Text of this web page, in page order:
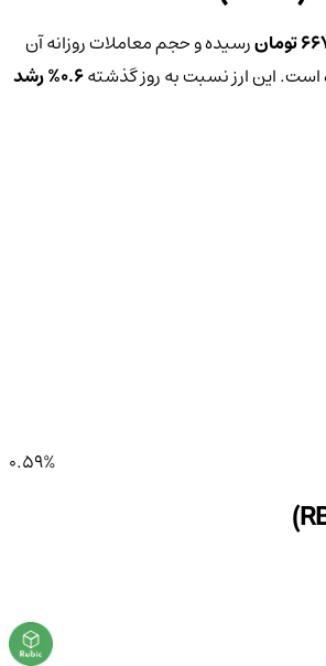
رسیده و حجم معاملات روزانه آن
این ارز نسبت به روز گذشته0.6% رشد
0.59%